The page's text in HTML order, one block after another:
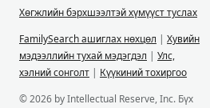
Хөгжлийн бэрхшээлтэй хүмүүст туслах
FamilySearch ашиглах нөхцөл | Хувийн
мэдээллийн тухай мэдэгдэл | Улс,
хэлний сонголт | Күүкиний тохиргоо
© 2026 by Intellectual Reserve, Inc. Бүх